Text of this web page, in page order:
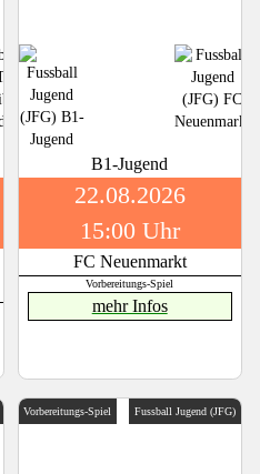
B1-Jugend
22.08.2026
15:00 Uhr
FC Neuenmarkt
Vorbereitungs-Spiel
mehr Infos
Vorbereitungs-Spiel Fussball Jugend (JFG)